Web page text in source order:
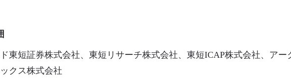
東短証券株式会社、東短リサーチ株式会社、東短ICAP株式会社、アー
クス株式会社